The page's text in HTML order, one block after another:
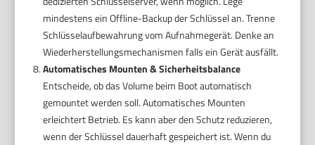
mindestens ein Offline-Backup der Schlüssel an. Trenne
Schlüsselaufbewahrung vom Aufnahmegerät. Denke an
Wiederherstellungsmechanismen falls ein Gerät ausfällt.
Automatisches Mounten & Sicherheitsbalance
Entscheide, ob das Volume beim Boot automatisch
gemountet werden soll. Automatisches Mounten
erleichtert Betrieb. Es kann aber den Schutz reduzieren,
wenn der Schlüssel dauerhaft gespeichert ist. Wenn du